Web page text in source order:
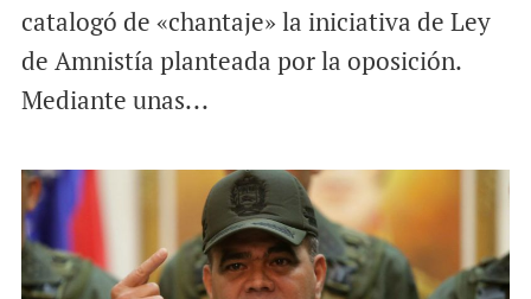
catalogó de «chantaje» la iniciativa de Ley
de Amnistía planteada por la oposición.
Mediante unas...